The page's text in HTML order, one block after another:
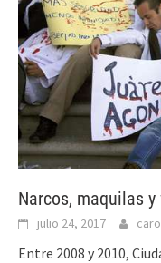
Narcos, maquilas
julio 24, 2017
Entre 2008 y 2010,